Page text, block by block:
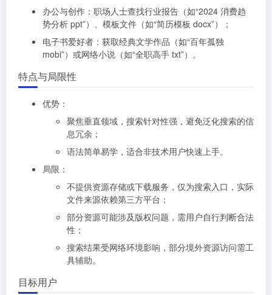
办公与创作：职场人士查找行业报告（如“2024 消费趋
势分析 ppt”）、模板文件（如“简历模板 docx”）；
电子书爱好者：获取经典文学作品（如“百年孤独
mobi”）或网络小说（如“全职高手 txt”）。
特点与局限性
优势：
聚焦垂直领域，搜索针对性强，避免泛化搜索的信
息冗余；
语法简单易学，适合非技术用户快速上手。
局限：
不提供资源存储或下载服务，仅为搜索入口，实际
文件来源依赖第三方平台；
部分资源可能涉及版权问题，需用户自行判断合法
性；
搜索结果受网络环境影响，部分境外资源访问需工
具辅助。
目标用户